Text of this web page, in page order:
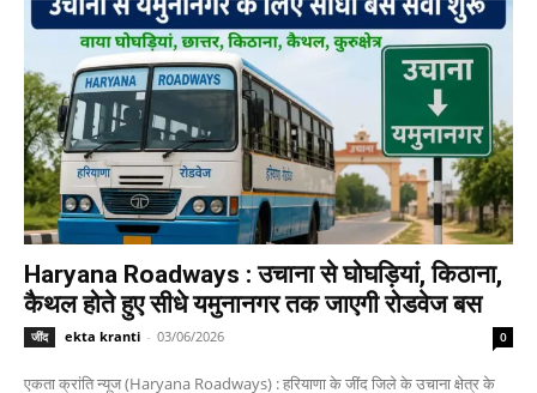
Haryana Roadways : उचाना से घोघड़ियां, किठाना,
कैथल होते हुए सीधे यमुनानगर तक जाएगी रोडवेज बस
जींद ekta kranti - 03/06/2026 0
एकता क्रांति न्यूज (Haryana Roadways) : हरियाणा के जींद जिले के उचाना क्षेत्र के